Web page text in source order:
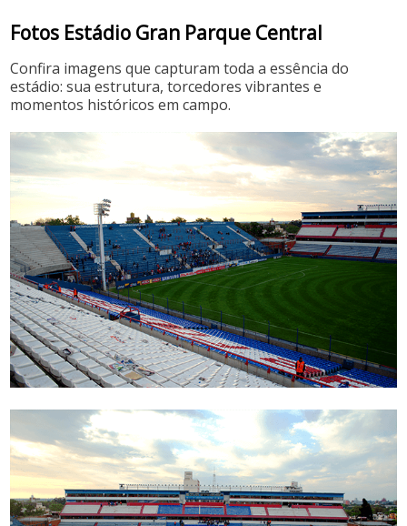
Fotos Estádio Gran Parque Central
Confira imagens que capturam toda a essência do
estádio: sua estrutura, torcedores vibrantes e
momentos históricos em campo.